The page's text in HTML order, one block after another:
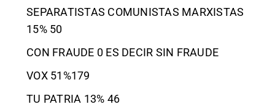
SEPARATISTAS COMUNISTAS MARXISTAS
15% 50
CON FRAUDE 0 ES DECIR SIN FRAUDE
VOX 51%179
TU PATRIA 13% 46